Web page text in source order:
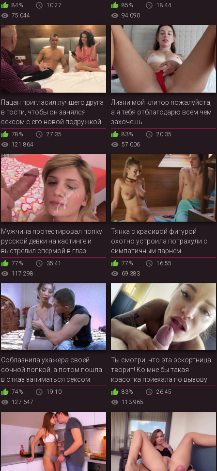
телефону с парнем говорит
84%
10:27
75 044
85%
18:44
94 090
Пацан пригласил лучшего друга
в гости, чтобы он занялся
сексом с его новой подружкой
78%
27:35
121 864
Лизни мой клитор пожалуйста,
а я тебя отблагодарю всем чем
захочешь
83%
20:35
57 006
Мужчина протестировал попку
русской девки на кастинге и
выстрелил спермой в глаз
77%
35:41
117 298
Тянка с красивой фигурой
охотно устроила потрахули с
симпатичным парнем
77%
16:55
69 383
Соблазнила ухажера своей
сочной попкой, а потом пошла
в отказ заниматься сексом
74%
19:10
127 647
Ты смотри, что эта эскортница
творит! Ко мне бы такая
красотка приехала по вызову
83%
26:45
113 965